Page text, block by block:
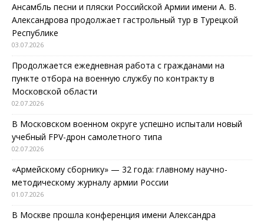
Ансамбль песни и пляски Российской Армии имени А. В.
Александрова продолжает гастрольный тур в Турецкой
Республике
03.07.2026
Продолжается ежедневная работа с гражданами на
пункте отбора на военную службу по контракту в
Московской области
02.07.2026
В Московском военном округе успешно испытали новый
учебный FPV-дрон самолетного типа
02.07.2026
«Армейскому сборнику» — 32 года: главному научно-
методическому журналу армии России
01.07.2026
В Москве прошла конференция имени Александра